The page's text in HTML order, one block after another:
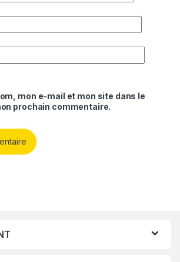
mon e-mail et mon site dans le
prochain commentaire.